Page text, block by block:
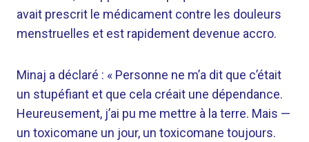
avait prescrit le médicament contre les douleurs
menstruelles et est rapidement devenue accro.
Minaj a déclaré : « Personne ne m’a dit que c’était
un stupéfiant et que cela créait une dépendance.
Heureusement, j’ai pu me mettre à la terre. Mais —
un toxicomane un jour, un toxicomane toujours.